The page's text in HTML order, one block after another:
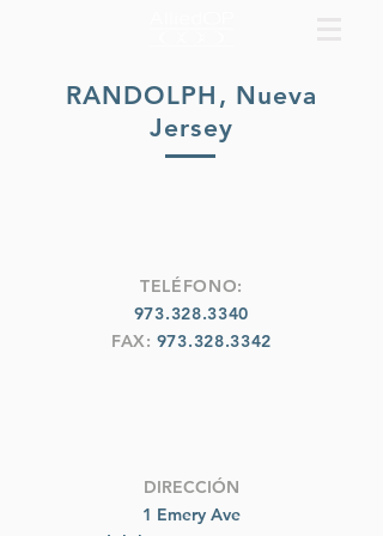
RANDOLPH, Nueva
Jersey
TELÉFONO:
973.328.3340
FAX: 973.328.3342
DIRECCIÓN
1 Emery Ave